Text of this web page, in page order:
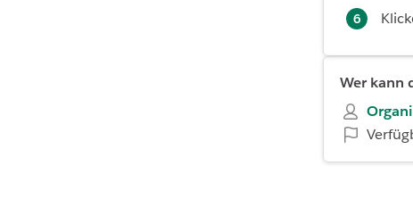
Wer kann